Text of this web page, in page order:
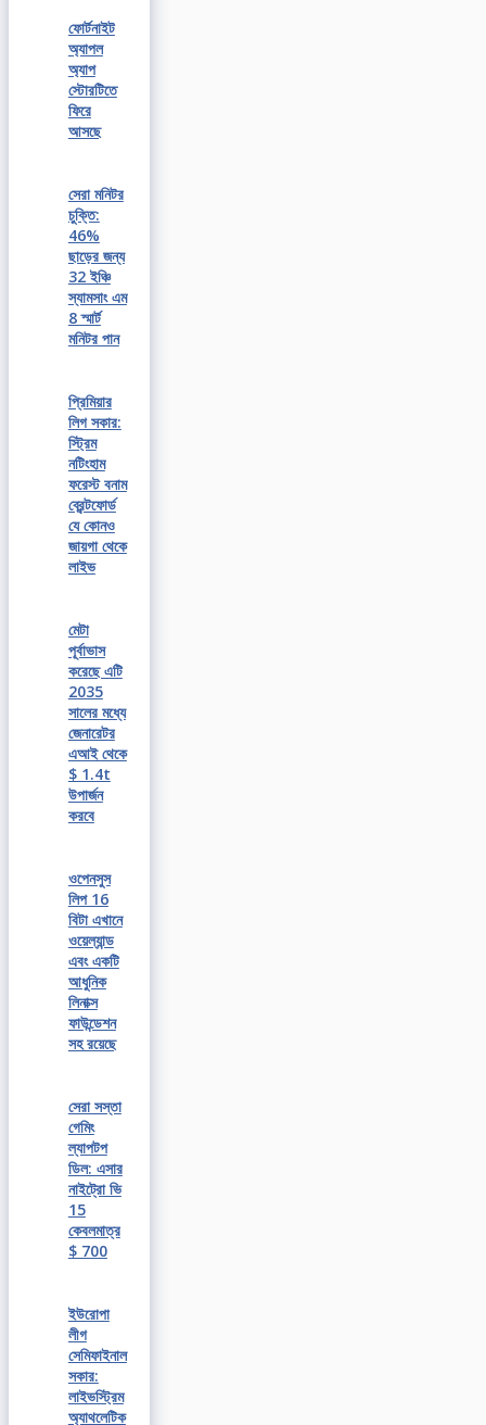
ফোর্টনাইট
অ্যাপল
অ্যাপ
স্টোরটিতে
ফিরে
আসছে
সেরা মনিটর
চুক্তি:
46%
ছাড়ের জন্য
32 ইঞ্চি
স্যামসাং এম
8 স্মার্ট
মনিটর পান
প্রিমিয়ার
লিগ সকার:
স্ট্রিম
নটিংহাম
ফরেস্ট বনাম
ব্রেন্টফোর্ড
যে কোনও
জায়গা থেকে
লাইভ
মেটা
পূর্বাভাস
করেছে এটি
2035
সালের মধ্যে
জেনারেটর
এআই থেকে
$ 1.4t
উপার্জন
করবে
ওপেনসুস
লিপ 16
বিটা এখানে
ওয়েল্যান্ড
এবং একটি
আধুনিক
লিনাক্স
ফাউন্ডেশন
সহ রয়েছে
সেরা সস্তা
গেমিং
ল্যাপটপ
ডিল: এসার
নাইট্রো ভি
15
কেবলমাত্র
$ 700
ইউরোপা
লীগ
সেমিফাইনাল
সকার:
লাইভস্ট্রিম
অ্যাথলেটিক